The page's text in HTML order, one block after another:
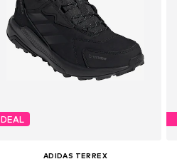
DEAL
ADIDAS TERREX